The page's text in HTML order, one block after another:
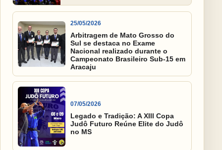
25/05/2026
Arbitragem de Mato Grosso do
Sul se destaca no Exame
Nacional realizado durante o
Campeonato Brasileiro Sub-15 em
Aracaju
07/05/2026
Legado e Tradição: A XIII Copa
Judô Futuro Reúne Elite do Judô
no MS